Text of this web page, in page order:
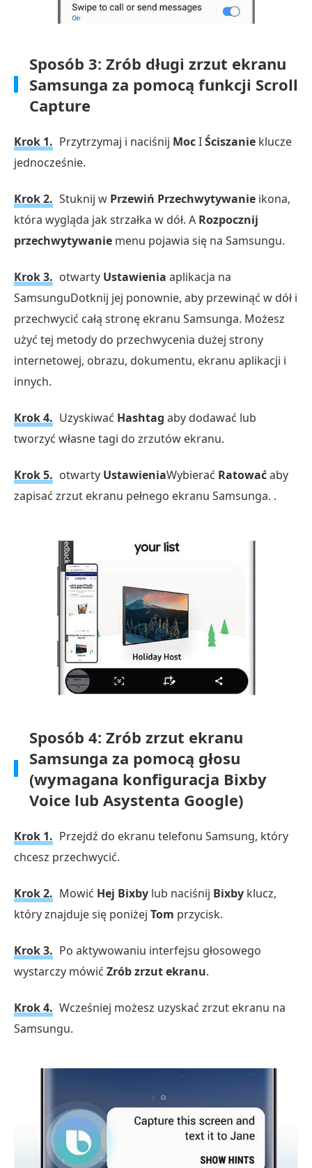
Sposób 3: Zrób długi zrzut ekranu
Samsunga za pomocą funkcji Scroll
Capture
Krok 1. Przytrzymaj i naciśnij MocIŚciszanie klucze
jednocześnie.
Krok 2. Stuknij w Przewiń Przechwytywanie ikona,
która wygląda jak strzałka w dół. A Rozpocznij
przechwytywanie menu pojawia się na Samsungu.
Krok 3. otwarty Ustawienia aplikacja na
SamsunguDotknij jej ponownie, aby przewinąć w dół i
przechwycić całą stronę ekranu Samsunga. Możesz
użyć tej metody do przechwycenia dużej strony
internetowej, obrazu, dokumentu, ekranu aplikacji i
innych.
Krok 4. Uzyskiwać Hashtag aby dodawać lub
tworzyć własne tagi do zrzutów ekranu.
Krok 5. otwarty UstawieniaWybierać Ratowaćaby
zapisać zrzut ekranu pełnego ekranu Samsunga. .
Sposób 4: Zrób zrzut ekranu
Samsunga za pomocą głosu
(wymagana konfiguracja Bixby
Voice lub Asystenta Google)
Krok 1. Przejdź do ekranu telefonu Samsung, który
chcesz przechwycić.
Krok 2. Mowić Hej Bixby lub naciśnij Bixby klucz,
który znajduje się poniżej Tom przycisk.
Krok 3. Po aktywowaniu interfejsu głosowego
wystarczy mówić Zrób zrzut ekranu.
Krok 4. Wcześniej możesz uzyskać zrzut ekranu na
Samsungu.